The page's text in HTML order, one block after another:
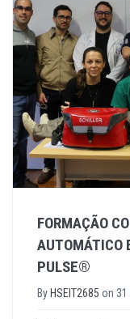
FORMAÇÃO
AUTOMÁTICO
PULSE®
By HSEIT2685 on 31